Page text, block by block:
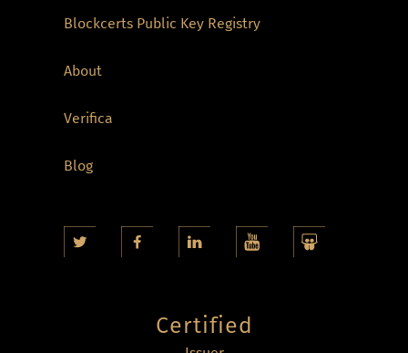
Blockcerts Public Key Registry
About
Verifica
Blog
Certified